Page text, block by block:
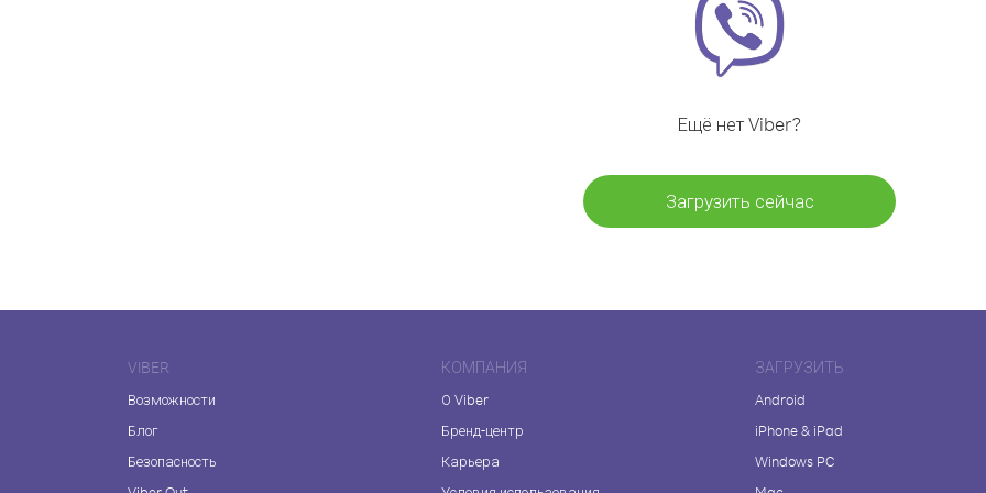
Ещё нет Viber?
Загрузить сейчас
VIBER
Возможности
Блог
Безопасность
КОМПАНИЯ
О Viber
Бренд-центр
Карьера
ЗАГРУЗИТЬ
Android
iPhone & iPad
Windows PC